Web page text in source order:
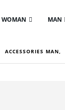
WOMAN MAN
ACCESSORIES MAN,